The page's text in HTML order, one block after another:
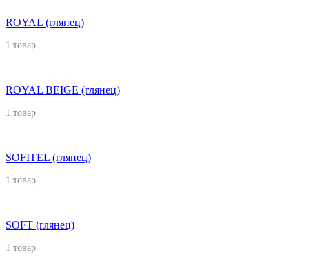
ROYAL (глянец)
1 товар
ROYAL BEIGE (глянец)
1 товар
SOFITEL (глянец)
1 товар
SOFT (глянец)
1 товар